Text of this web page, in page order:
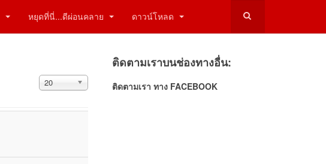
หยุดที่นี่...ดีผ่อนคลาย ดาวน์โหลด
แสดง
#
20
ติดตามเราบนช่องทางอื่น:
ติดตามเรา ทาง FACEBOOK